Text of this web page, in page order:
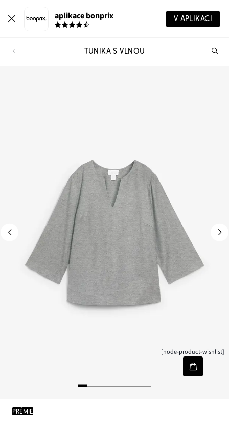
aplikace bonprix V APLIKACI
TUNIKA S VLNOU
[node-product-wishlist]
PRÉMIE